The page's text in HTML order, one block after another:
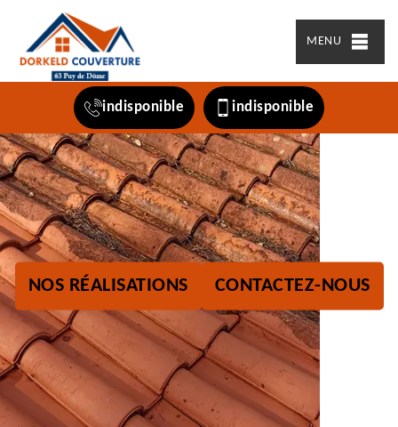
MENU
indisponible indisponible
NOS RÉALISATIONS CONTACTEZ-NOUS